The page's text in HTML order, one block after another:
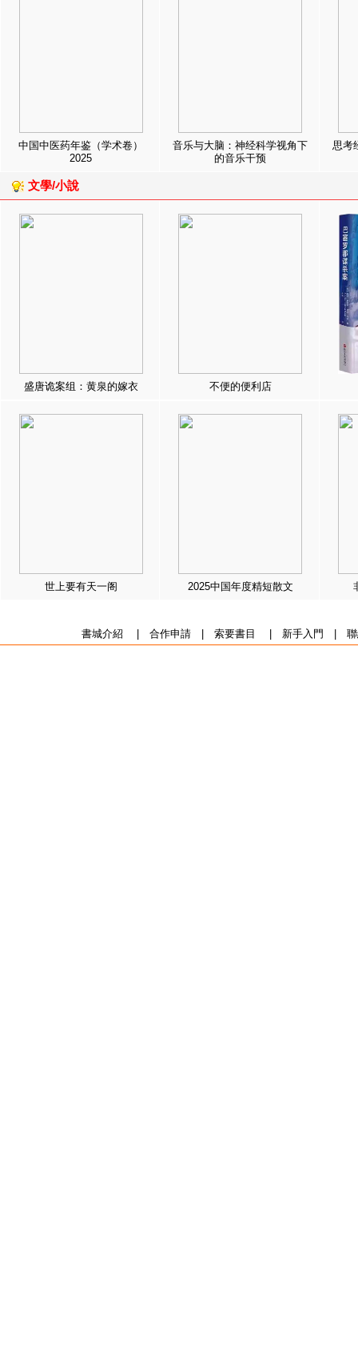
中国中医药年鉴（学术卷）
2025
音乐与大脑：神经科学视角下
的音乐干预
思考
文學/小說
盛唐诡案组：黄泉的嫁衣 不便的便利店
世上要有天一阁 2025中国年度精短散文
書城介紹 合作申請| 索要書目 新手入門